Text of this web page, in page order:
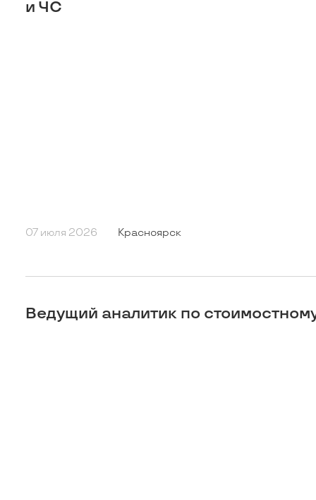
и ЧС
07 июля 2026 Красноярск
Ведущий аналитик по